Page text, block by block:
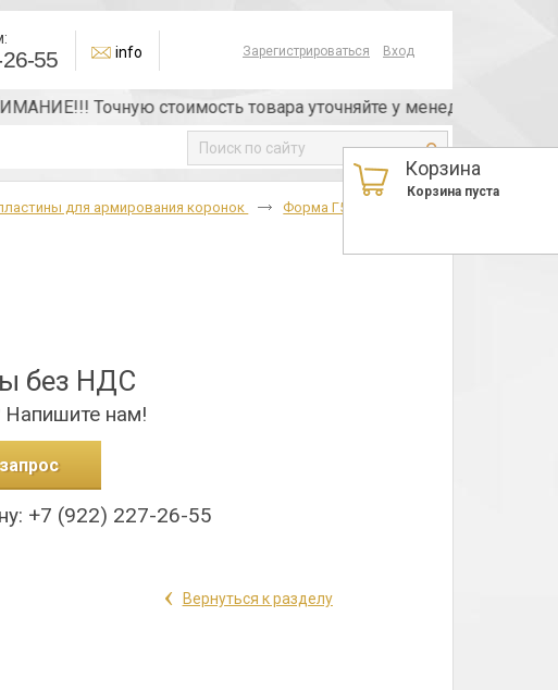
Зарегистрироваться Вход
55 info
Точную стоимость товара уточняйте у менеджера или по
Корзина
Корзина пуста
для армирования коронок Форма Г53
без НДС
Напишите нам!
+7 (922) 227-26-55
‹ Вернуться к разделу